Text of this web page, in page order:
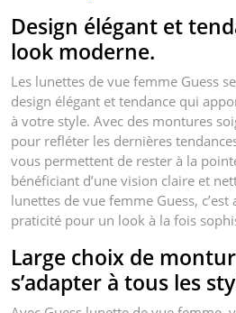
Design élégant et
look moderne.
Les lunettes de vue femme Guess
design élégant et tendance qui
à votre style. Avec des montures
pour refléter les dernières
vous permettent de rester à la
bénéficiant d’une vision claire et
lunettes de vue femme Guess,
praticité pour un look à la fois
Large choix de
s’adapter à tous les